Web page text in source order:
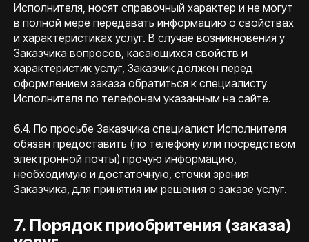
Исполнителя, носят справочный характер и не могут
в полной мере передавать информацию о свойствах
и характеристиках услуг. В случае возникновения у
Заказчика вопросов, касающихся свойств и
характеристик услуг, Заказчик должен перед
оформлением заказа обратиться к специалисту
Исполнителя по телефонам указанным на сайте.
6.4. По просьбе Заказчика специалист Исполнителя
обязан предоставить (по телефону или посредством
электронной почты) прочую информацию,
необходимую и достаточную, сточки зрения
Заказчика, для принятия им решения о заказе услуг.
7. Порядок приобритения (заказа)